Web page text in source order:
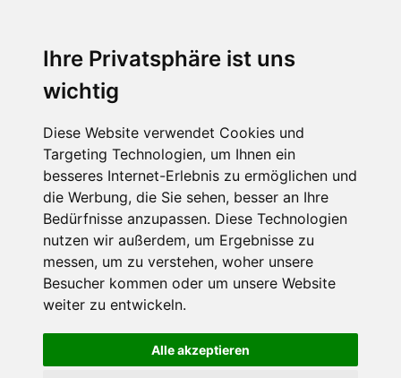
Ihre Privatsphäre ist uns
wichtig
Diese Website verwendet Cookies und
Targeting Technologien, um Ihnen ein
besseres Internet-Erlebnis zu ermöglichen und
die Werbung, die Sie sehen, besser an Ihre
Bedürfnisse anzupassen. Diese Technologien
nutzen wir außerdem, um Ergebnisse zu
messen, um zu verstehen, woher unsere
Besucher kommen oder um unsere Website
weiter zu entwickeln.
Alle akzeptieren